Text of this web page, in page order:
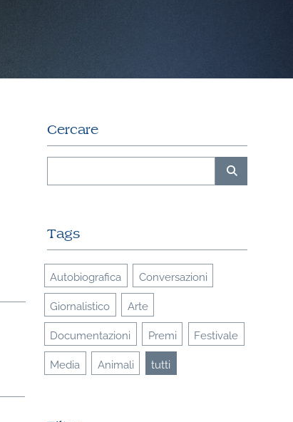
Cercare
Tags
Autobiografica Conversazioni
Giornalistico Arte
Documentazioni Premi Festivale
Media Animali tutti